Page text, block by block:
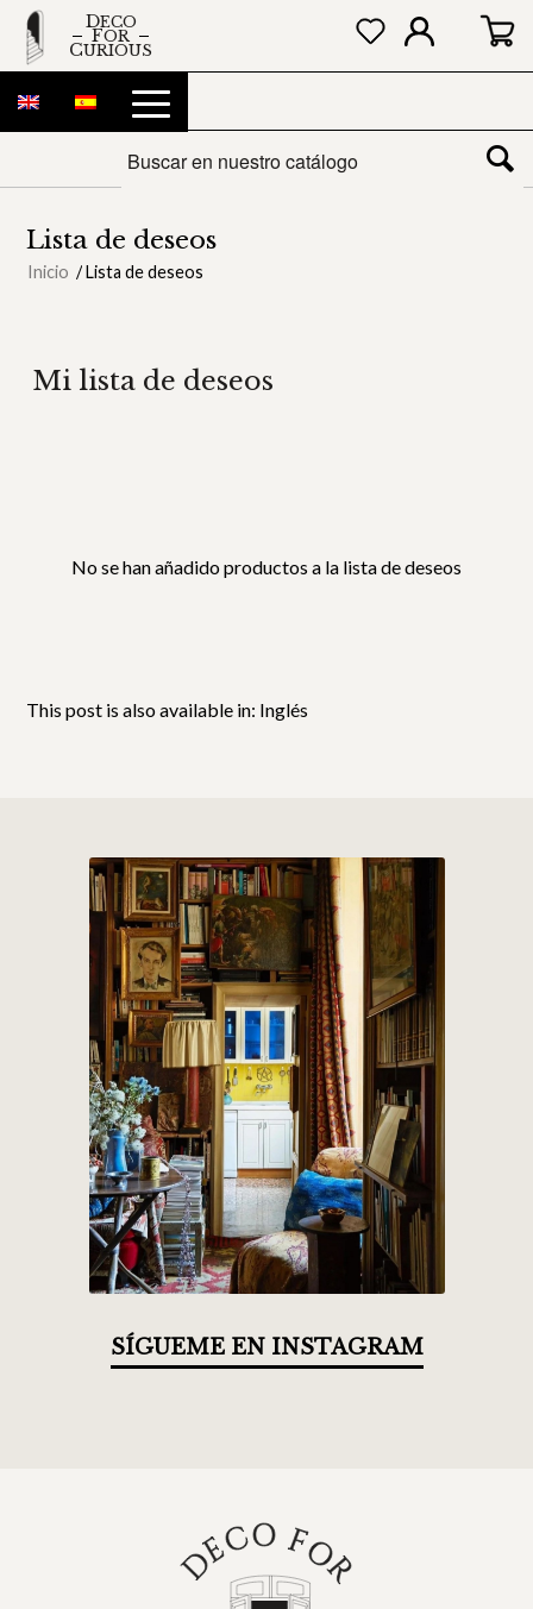
DECO
FOR
CURIOUS
Lista de deseos
Inicio / Lista de deseos
Mi lista de deseos
No se han añadido productos a la lista de deseos
This post is also available in: Inglés
SÍGUEME EN INSTAGRAM